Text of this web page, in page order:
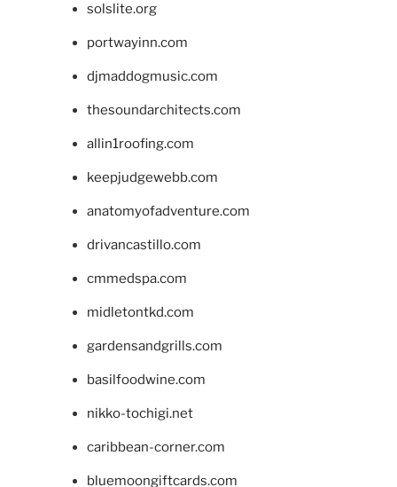
solslite.org
portwayinn.com
djmaddogmusic.com
thesoundarchitects.com
allin1roofing.com
keepjudgewebb.com
anatomyofadventure.com
drivancastillo.com
cmmedspa.com
midletontkd.com
gardensandgrills.com
basilfoodwine.com
nikko-tochigi.net
caribbean-corner.com
bluemoongiftcards.com